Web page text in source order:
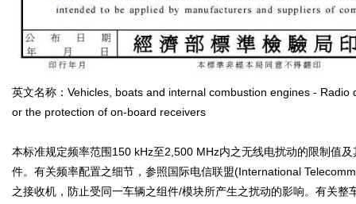
英文名称：Vehicles, boats and internal combustion engines -
or the protection of on-board receivers
本标准规定频率范围150 kHz至2,500 MHz内之无线电扰动的限制值
件。有关频率配置之细节，参照国际电信联盟(International
之接收机，防止受同一车辆之组件/模块所产生之扰动的影响。有关